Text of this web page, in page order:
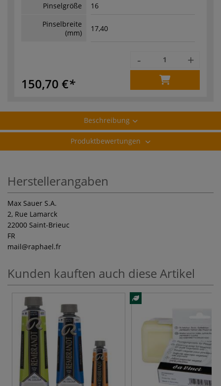
Pinselgröße
16
Pinselbreite
(mm)
17,40
150,70 €
- +
Beschreibung
Produktbewertungen
Herstellerangaben
Max Sauer S.A.
2, Rue Lamarck
22000 Saint-Brieuc
FR
mail@raphael.fr
Kunden kauften auch diese Artikel